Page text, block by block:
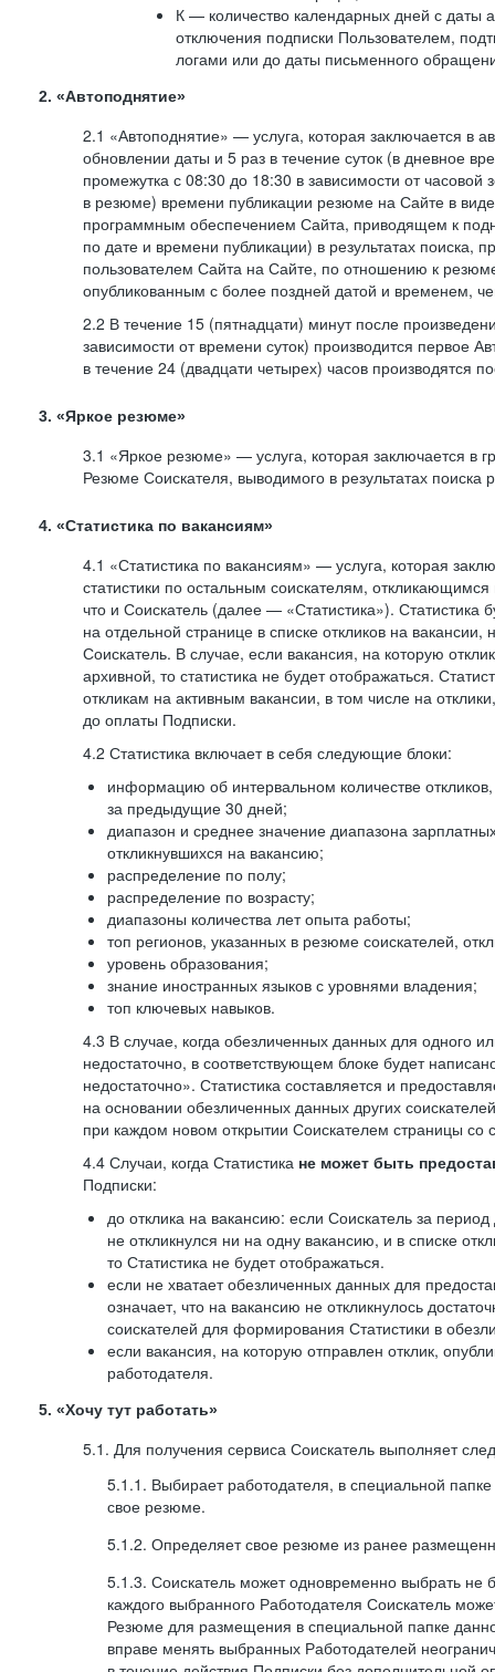
К — количество календарных дней с даты
отключения подписки Пользователем,
логами или до даты письменного
2. «Автоподнятие»
2.1 «Автоподнятие» — услуга, которая заключается в
обновлении даты и 5 раз в течение суток (в дневное
промежутка с 08:30 до 18:30 в зависимости от часовой
в резюме) времени публикации резюме на Сайте в
программным обеспечением Сайта, приводящем к
по дате и времени публикации) в результатах поиска,
пользователем Сайта на Сайте, по отношению к
опубликованным с более поздней датой и временем,
2.2 В течение 15 (пятнадцати) минут после
зависимости от времени суток) производится первое
в течение 24 (двадцати четырех) часов производятся
3. «Яркое резюме»
3.1 «Яркое резюме» — услуга, которая заключается в
Резюме Соискателя, выводимого в результатах поиска
4. «Статистика по вакансиям»
4.1 «Статистика по вакансиям» — услуга, которая
статистики по остальным соискателям,
что и Соискатель (далее — «Статистика»). Статистика
на отдельной странице в списке откликов на вакансии,
Соискатель. В случае, если вакансия, на которую
архивной, то статистика не будет отображаться.
откликам на активным вакансии, в том числе на
до оплаты Подписки.
4.2 Статистика включает в себя следующие блоки:
информацию об интервальном количестве
за предыдущие 30 дней;
диапазон и среднее значение диапазона
откликнувшихся на вакансию;
распределение по полу;
распределение по возрасту;
диапазоны количества лет опыта работы;
топ регионов, указанных в резюме соискателей,
уровень образования;
знание иностранных языков с уровнями владения;
топ ключевых навыков.
4.3 В случае, когда обезличенных данных для одного
недостаточно, в соответствующем блоке будет
недостаточно». Статистика составляется и
на основании обезличенных данных других
при каждом новом открытии Соискателем страницы со
4.4 Случаи, когда Статистика не может быть
Подписки:
до отклика на вакансию: если Соискатель за период
не откликнулся ни на одну вакансию, и в списке
то Статистика не будет отображаться.
если не хватает обезличенных данных для
означает, что на вакансию не откликнулось
соискателей для формирования Статистики в
если вакансия, на которую отправлен отклик,
работодателя.
5. «Хочу тут работать»
5.1. Для получения сервиса Соискатель выполняет
5.1.1. Выбирает работодателя, в специальной папке
свое резюме.
5.1.2. Определяет свое резюме из ранее
5.1.3. Соискатель может одновременно выбрать не
каждого выбранного Работодателя Соискатель
Резюме для размещения в специальной папке
вправе менять выбранных Работодателей